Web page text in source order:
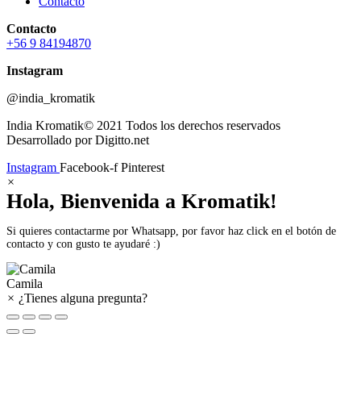
Contacto
+56 9 84194870
Instagram
@india_kromatik
India Kromatik© 2021 Todos los derechos reservados
Desarrollado por Digitto.net
Instagram Facebook-f Pinterest
×
Hola, Bienvenida a Kromatik!
Si quieres contactarme por Whatsapp, por favor haz click en el botón de
contacto y con gusto te ayudaré :)
Camila
× ¿Tienes alguna pregunta?